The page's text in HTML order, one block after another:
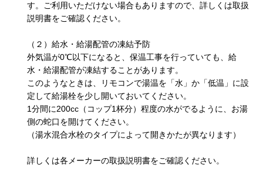
す。ご利用いただけない場合もありますので、詳しくは取扱
説明書をご確認ください。
（２）給水・給湯配管の凍結予防
外気温が0℃以下になると、保温工事を行っていても、給
水・給湯配管が凍結することがあります。
このようなときは、リモコンで湯温を「水」か「低温」に設
定して給湯栓を少し開いておいてください。
1分間に200cc（コップ1杯分）程度の水がでるように、お湯
側の蛇口を開けてください。
（湯水混合水栓のタイプによって開きかたが異なります）
詳しくは各メーカーの取扱説明書をご確認ください。